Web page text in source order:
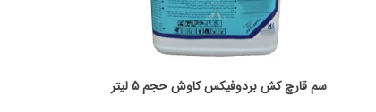
سم قارچ کش بردوفیکس کاوش حجم 5 لیتر